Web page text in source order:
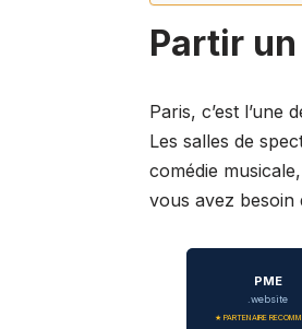
Partir
Paris, c’est
Les salles de
comédie
vous avez besoin
PME
.website
★ PARTENAIRE